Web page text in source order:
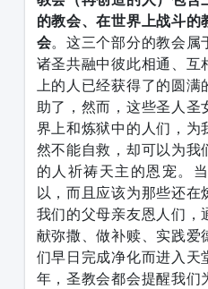
的教会、在世界上战斗
会。这三个部分的教会属
诸圣共融中彼此相通、互
上的人已经获得了的圆满
助了，然而，这些圣人圣
界上和炼狱中的人们，为
然不能自救，却可以为我
的人祈祷天主的恩宠。
以，而且应该为那些还
我们的父母亲友恩人们，
献弥撒、做补赎、实践爱
们早日完成净化而进入天
年，圣教会都会提醒我们